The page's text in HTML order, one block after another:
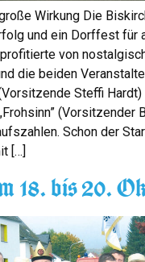
Wirkung Die
und ein Dorffest für
von
die beiden
Steffi
(Vorsitzender
Schon der
[…]
18. bis 20.